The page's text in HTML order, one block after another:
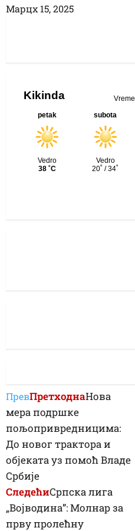
Марцх 15, 2025
ПревПретходнаНова
мера подршке
пољопривредницима:
До новог трактора и
објеката уз помоћ Владе
Србије
СледећиСрпска лига
„Војводина”: Молнар за
прву пролећну